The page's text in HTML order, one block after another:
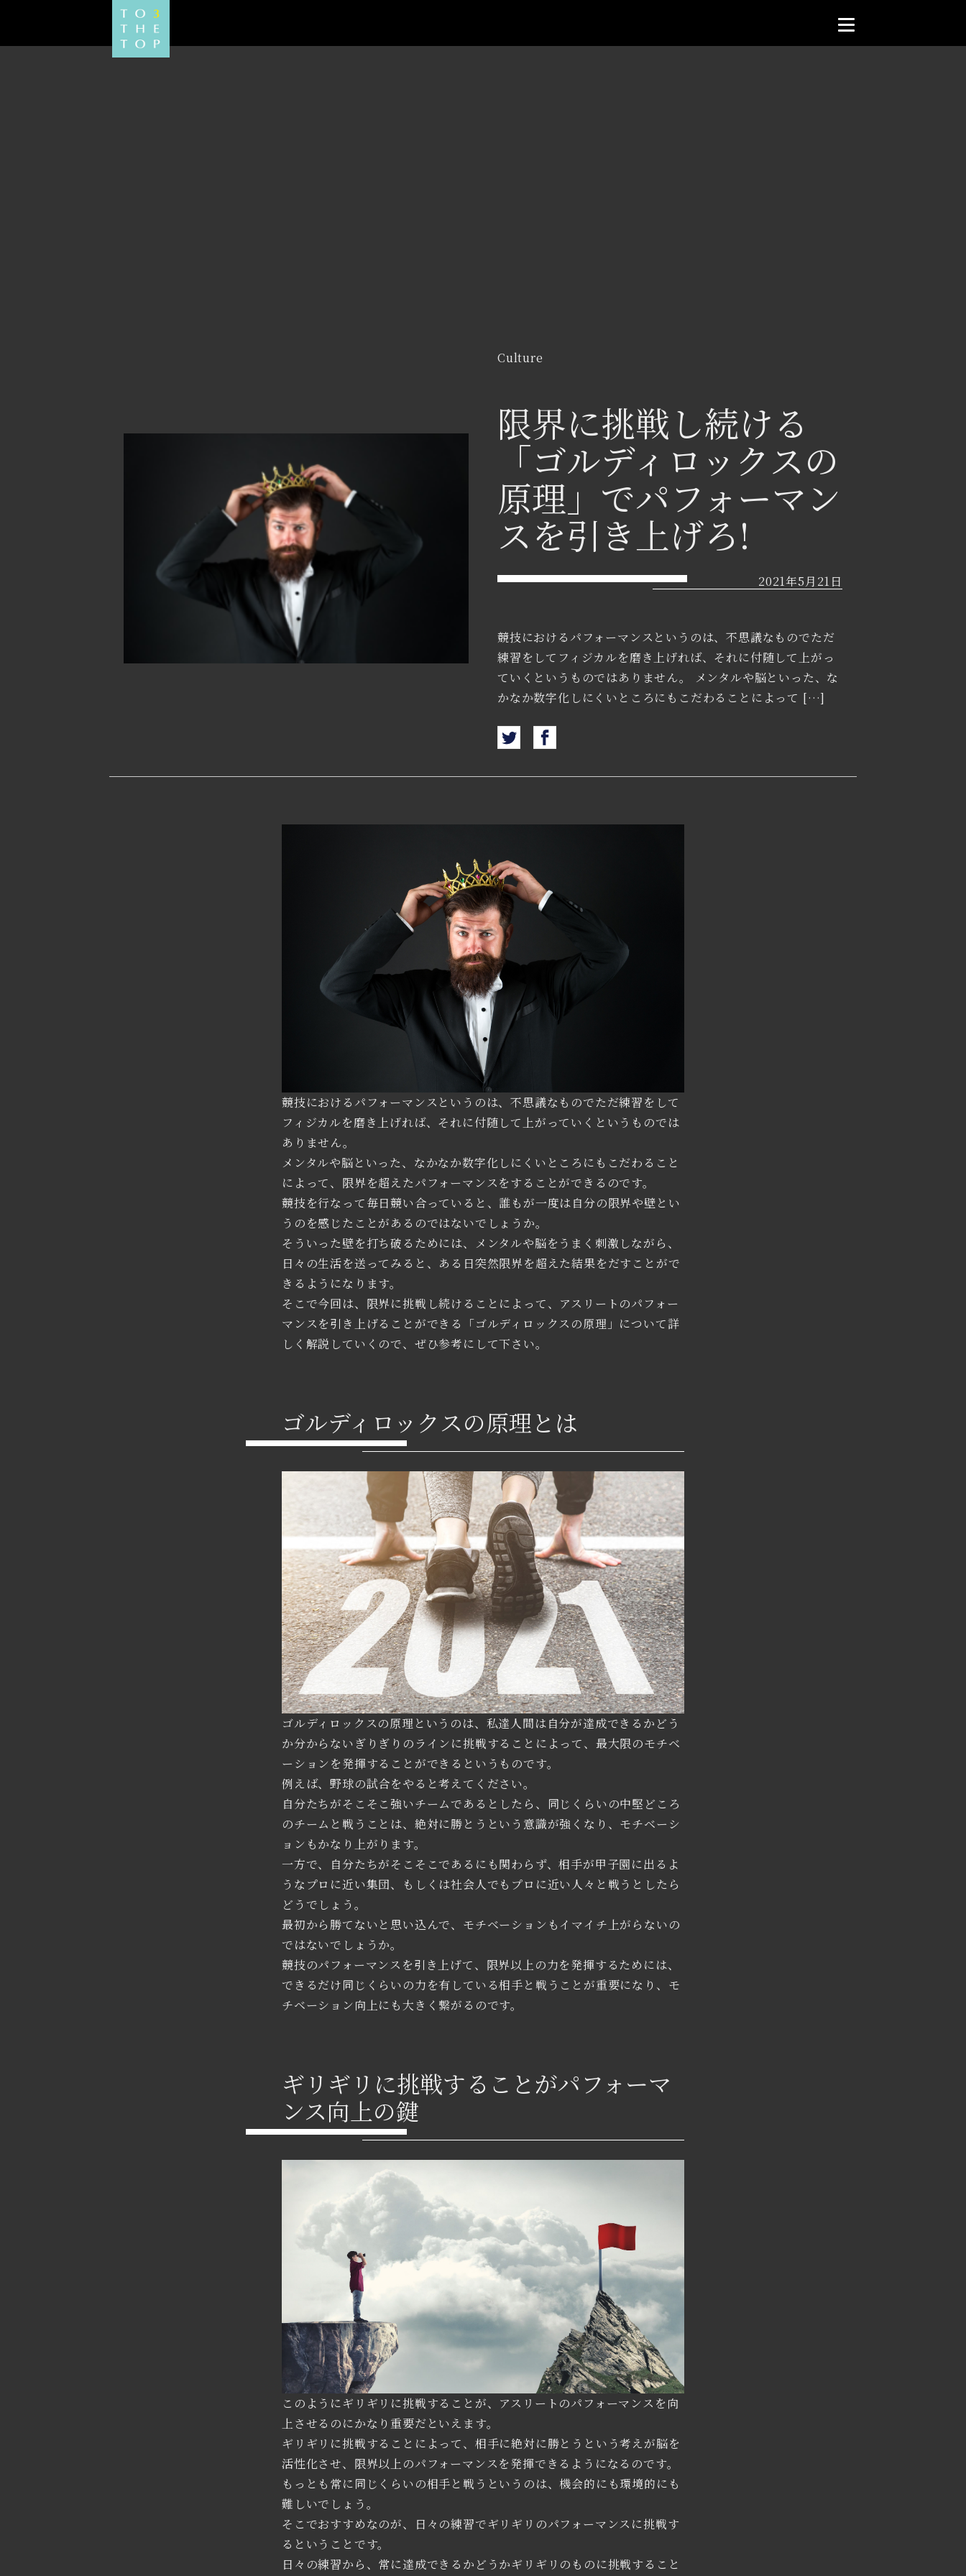
Culture
限界に挑戦し続ける
「ゴルディロックスの
原理」でパフォーマン
スを引き上げろ!
2021年5月21日
競技におけるパフォーマンスというのは、不思議なものでただ
練習をしてフィジカルを磨き上げれば、それに付随して上がっ
ていくというものではありません。 メンタルや脳といった、な
かなか数字化しにくいところにもこだわることによって […]
競技におけるパフォーマンスというのは、不思議なものでただ練習をして
フィジカルを磨き上げれば、それに付随して上がっていくというものでは
ありません。
メンタルや脳といった、なかなか数字化しにくいところにもこだわること
によって、限界を超えたパフォーマンスをすることができるのです。
競技を行なって毎日競い合っていると、誰もが一度は自分の限界や壁とい
うのを感じたことがあるのではないでしょうか。
そういった壁を打ち破るためには、メンタルや脳をうまく刺激しながら、
日々の生活を送ってみると、ある日突然限界を超えた結果をだすことがで
きるようになります。
そこで今回は、限界に挑戦し続けることによって、アスリートのパフォー
マンスを引き上げることができる「ゴルディロックスの原理」について詳
しく解説していくので、ぜひ参考にして下さい。
ゴルディロックスの原理とは
ゴルディロックスの原理というのは、私達人間は自分が達成できるかどう
か分からないぎりぎりのラインに挑戦することによって、最大限のモチベ
ーションを発揮することができるというものです。
例えば、野球の試合をやると考えてください。
自分たちがそこそこ強いチームであるとしたら、同じくらいの中堅どころ
のチームと戦うことは、絶対に勝とうという意識が強くなり、モチベーシ
ョンもかなり上がります。
一方で、自分たちがそこそこであるにも関わらず、相手が甲子園に出るよ
うなプロに近い集団、もしくは社会人でもプロに近い人々と戦うとしたら
どうでしょう。
最初から勝てないと思い込んで、モチベーションもイマイチ上がらないの
ではないでしょうか。
競技のパフォーマンスを引き上げて、限界以上の力を発揮するためには、
できるだけ同じくらいの力を有している相手と戦うことが重要になり、モ
チベーション向上にも大きく繋がるのです。
ギリギリに挑戦することがパフォーマ
ンス向上の鍵
このようにギリギリに挑戦することが、アスリートのパフォーマンスを向
上させるのにかなり重要だといえます。
ギリギリに挑戦することによって、相手に絶対に勝とうという考えが脳を
活性化させ、限界以上のパフォーマンスを発揮できるようになるのです。
もっとも常に同じくらいの相手と戦うというのは、機会的にも環境的にも
難しいでしょう。
そこでおすすめなのが、日々の練習でギリギリのパフォーマンスに挑戦す
るということです。
日々の練習から、常に達成できるかどうかギリギリのものに挑戦すること